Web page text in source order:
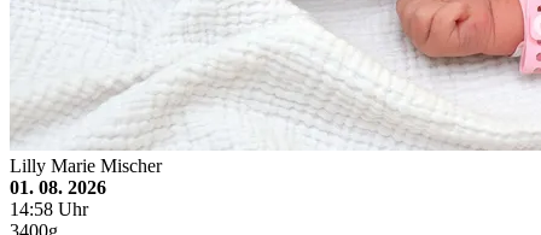
Lilly Marie Mischer
01. 08. 2026
14:58 Uhr